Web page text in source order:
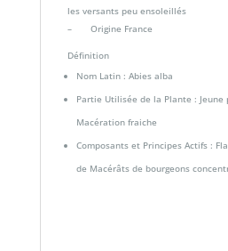
les versants peu ensoleillés
– Origine France
Définition
Nom Latin : Abies alba
Partie Utilisée de la Plante : Jeune
Macération fraiche
Composants et Principes Actifs :
de Macérâts de bourgeons